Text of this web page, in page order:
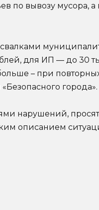
по вывозу мусора,
для ИП — до 30
– при
города».
нарушений,
описанием